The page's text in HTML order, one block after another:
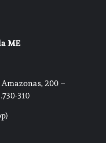
ME
200 –
310